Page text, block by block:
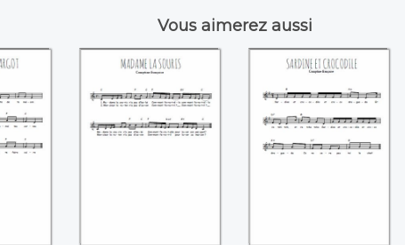
Vous aimerez aussi
Madame la souris
Sardine et
crocodile